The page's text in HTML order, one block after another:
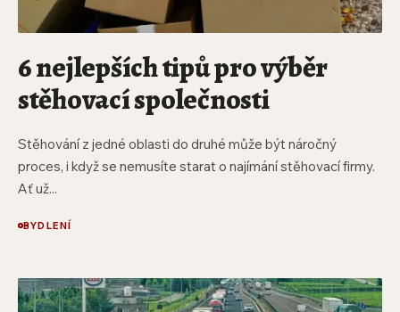
6 nejlepších tipů pro výběr
stěhovací společnosti
Stěhování z jedné oblasti do druhé může být náročný
proces, i když se nemusíte starat o najímání stěhovací firmy.
Ať už...
BYDLENÍ